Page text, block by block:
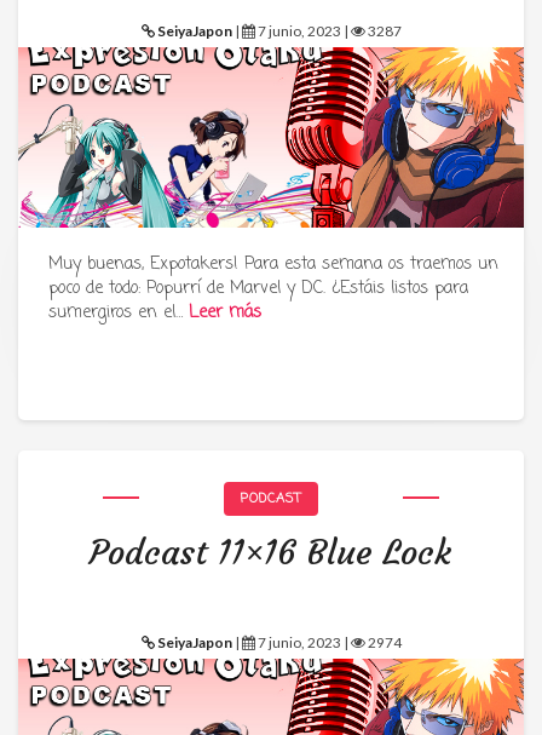
Tu radio y podcast sobre manga,
anime y cultura japonesa ツ
SeiyaJapon| 7 junio, 2023 | 3287
Muy buenas, Expotakers! Para esta semana os traemos un
poco de todo: Popurrí de Marvel y DC. ¿Estáis listos para
sumergiros en el… Leer más
PODCAST
Podcast 11×16 Blue Lock
SeiyaJapon| 7 junio, 2023 | 2974